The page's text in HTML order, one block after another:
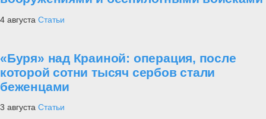
4 августа Статьи
«Буря» над Краиной: операция, после
которой сотни тысяч сербов стали
беженцами
3 августа Статьи